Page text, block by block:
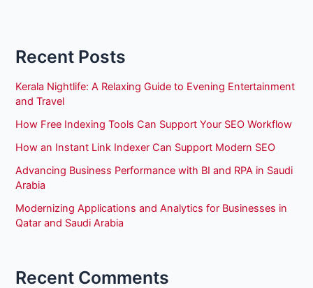
Recent Posts
Kerala Nightlife: A Relaxing Guide to Evening Entertainment
and Travel
How Free Indexing Tools Can Support Your SEO Workflow
How an Instant Link Indexer Can Support Modern SEO
Advancing Business Performance with BI and RPA in Saudi
Arabia
Modernizing Applications and Analytics for Businesses in
Qatar and Saudi Arabia
Recent Comments